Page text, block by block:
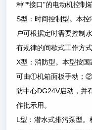
种"*接口"的电动机控制
S型：时间控制型。本
户可根据定时需要控制
有规律的间歇式工作方式
X型：消防型。本型按
可由①机箱面板手动；
防中心DG24V启动，并
作批示用。
L型：潜水式排污泵型